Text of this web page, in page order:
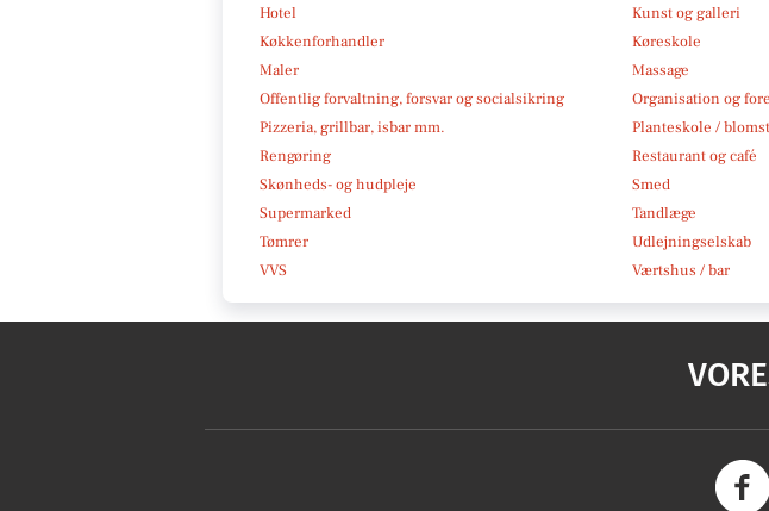
Hotel
Kunst og galleri
Køkkenforhandler
Køreskole
Maler
Massage
Offentlig forvaltning, forsvar og socialsikring
Organisation og
Pizzeria, grillbar, isbar mm.
Planteskole /
Rengøring
Restaurant og café
Skønheds- og hudpleje
Smed
Supermarked
Tandlæge
Tømrer
Udlejningselskab
VVS
Værtshus / bar